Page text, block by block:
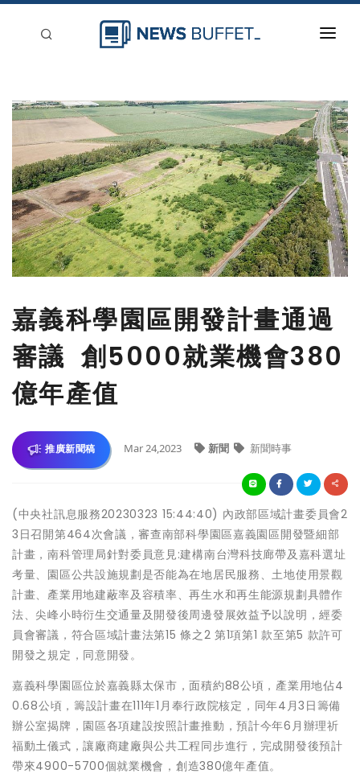
新聞稿分類
登入
刊登
嘉義科學園區開發計畫通過
審議 創5000就業機會380
億年產值
推廣新聞稿 Mar 24,2023 新聞 新聞時事
(中央社訊息服務20230323 15:44:40) 內政部區域計畫委員會2
3日召開第464次會議，審查南部科學園區嘉義園區開發暨細部
計畫，南科管理局針對委員意見:建構南台灣科技廊帶及嘉科選址
考量、園區公共設施規劃是否能為在地居民服務、土地使用景觀
計畫、產業用地建蔽率及容積率、再生水和再生能源規劃具體作
法、尖峰小時衍生交通量及開發後周邊發展效益予以說明，經委
員會審議，符合區域計畫法第15 條之2 第1項第1 款至第5 款許可
開發之規定，同意開發。
嘉義科學園區位於嘉義縣太保市，面積約88公頃，產業用地佔4
0.68公頃，籌設計畫在111年1月奉行政院核定，同年4月3日籌備
辦公室揭牌，園區各項建設按照計畫推動，預計今年6月辦理祈
福動土儀式，讓廠商建廠與公共工程同步進行，完成開發後預計
帶來4900-5700個就業機會，創造380億年產值。